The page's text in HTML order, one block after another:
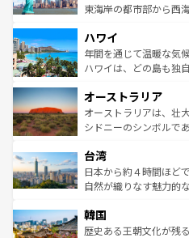
ことができる。国民の
ば市内交通費無料で観光を
着のスイス情報はコン
東海岸の都市部から西
のような巨大都市は、
ンメントが詰まった刺
西部には大自然が広が
部のニューオーリンズ
文化が魅力。旅行者は
しみながら、その多様
ならではの贅沢な旅のスタイルだ。 な
情報はコンテンツ一覧
ハワイ
年間を通じて温暖な気
ハワイは、どの島も独
ワイ島は見逃せない。
島だが、静かな自然を
おすすめ。エメラルド
れるおもてなしの心で
人々、おいしいローカ
ク、伝統的なフラダン
ワイを、存分に味わってほしい。 なお、
はコンテンツ一覧を参
オーストラリア
オーストラリアは、壮
シドニーのシンボルで
リアリーフや大陸中央
ク）、タスマニアの美
ど、見どころがたくさ
いる。アクティビティ
ビング、ハイキングな
台湾
日本から約４時間ほど
自然が織りなす魅力的
ン）、静ひつな山岳地
と山間の静けさが共存
韓国
歴史ある王朝文化が残